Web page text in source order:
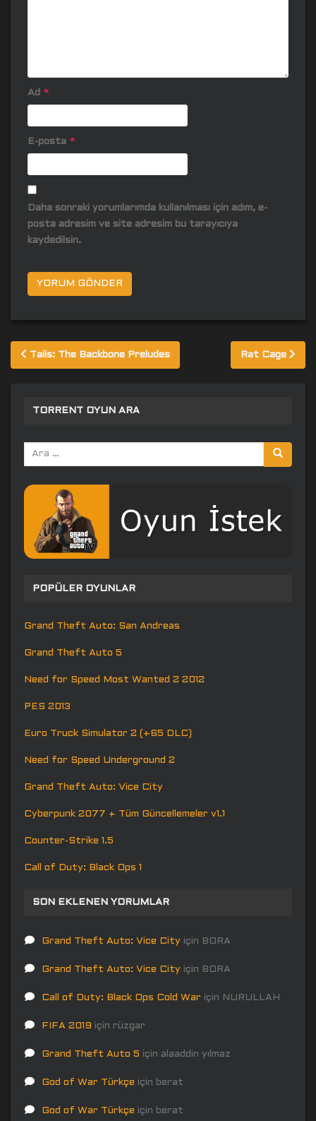
Ad *
E-posta *
Daha sonraki yorumlarımda kullanılması için adım, e-
posta adresim ve site adresim bu tarayıcıya
kaydedilsin.
Yazı
gezinmesi
Tails: The Backbone Preludes Rat Cage
TORRENT OYUN ARA
Arama
yap:
POPÜLER OYUNLAR
Grand Theft Auto: San Andreas
Grand Theft Auto 5
Need for Speed Most Wanted 2 2012
PES 2013
Euro Truck Simulator 2 (+65 DLC)
Need for Speed Underground 2
Grand Theft Auto: Vice City
Cyberpunk 2077 + Tüm Güncellemeler v1.1
Counter-Strike 1.5
Call of Duty: Black Ops 1
SON EKLENEN YORUMLAR
Grand Theft Auto: Vice City için BORA
Grand Theft Auto: Vice City için BORA
Call of Duty: Black Ops Cold War için NURULLAH
FIFA 2019 için rüzgar
Grand Theft Auto 5 için alaaddin yılmaz
God of War Türkçe için berat
God of War Türkçe için berat